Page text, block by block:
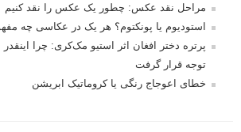
مراحل نقد عکس: چطور یک عکس را نقد کنیم
استودیوم یا پونکتوم؟ هر یک در عکاسی چه
پرتره دختر افغان اثر استیو مک‌کری: چرا
توجه قرار گرفت
خطای اعوجاج رنگی یا کروماتیک ابریشن